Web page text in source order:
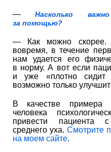
—Насколько
за помощью?
— Как можно скорее.
вовремя, в течение
нам удается его
в норму. А вот если
и уже «плотно сидит
возможно только
В качестве примера
человека
привести пациента
среднего уха. Смотрите
на моем сайте.